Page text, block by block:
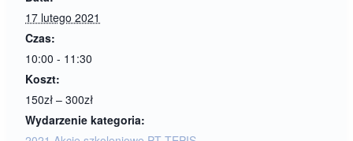
17 lutego 2021
Czas:
10:00 - 11:30
Koszt:
150zł – 300zł
Wydarzenie kategoria: